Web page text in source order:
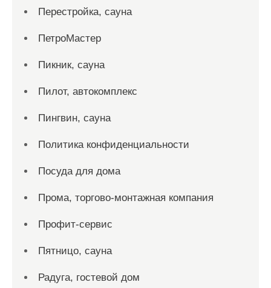
Перестройка, сауна
ПетроМастер
Пикник, сауна
Пилот, автокомплекс
Пингвин, сауна
Политика конфиденциальности
Посуда для дома
Прома, торгово-монтажная компания
Профит-сервис
Пятницо, сауна
Радуга, гостевой дом